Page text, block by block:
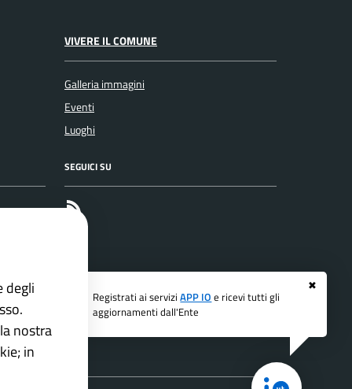
✖
Registrati ai serviziAPP IO e ricevi tutti gli
aggiornamenti dall'Ente
VIVERE IL COMUNE
Galleria immagini
Eventi
Luoghi
SEGUICI SU
degli
nostra
in